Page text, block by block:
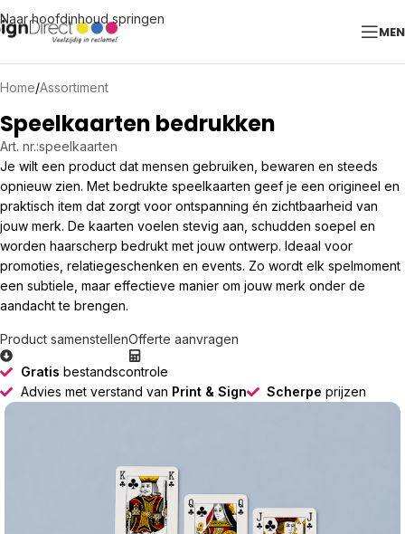
Naar hoofdinhoud springen
Home/Assortiment
Speelkaarten bedrukken
Art. nr.:speelkaarten
Je wilt een product dat mensen gebruiken, bewaren en steeds
opnieuw zien. Met bedrukte speelkaarten geef je een origineel en
praktisch item dat zorgt voor ontspanning én zichtbaarheid van
jouw merk. De kaarten voelen stevig aan, schudden soepel en
worden haarscherp bedrukt met jouw ontwerp. Ideaal voor
promoties, relatiegeschenken en events. Zo wordt elk spelmoment
een subtiele, maar effectieve manier om jouw merk onder de
aandacht te brengen.
Product samenstellenOfferte aanvragen
Gratis bestandscontrole
Advies met verstand van Print & Sign Scherpe prijzen